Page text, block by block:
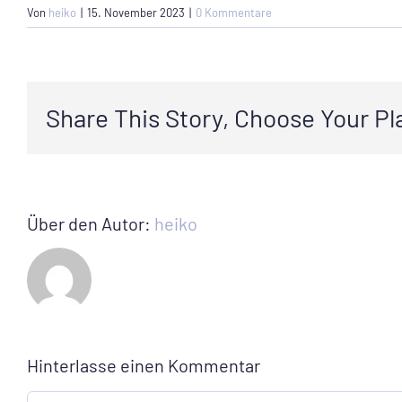
Von heiko | 15. November 2023 | 0 Kommentare
Share This Story, Choose Your
Über den Autor: heiko
Hinterlasse einen Kommentar